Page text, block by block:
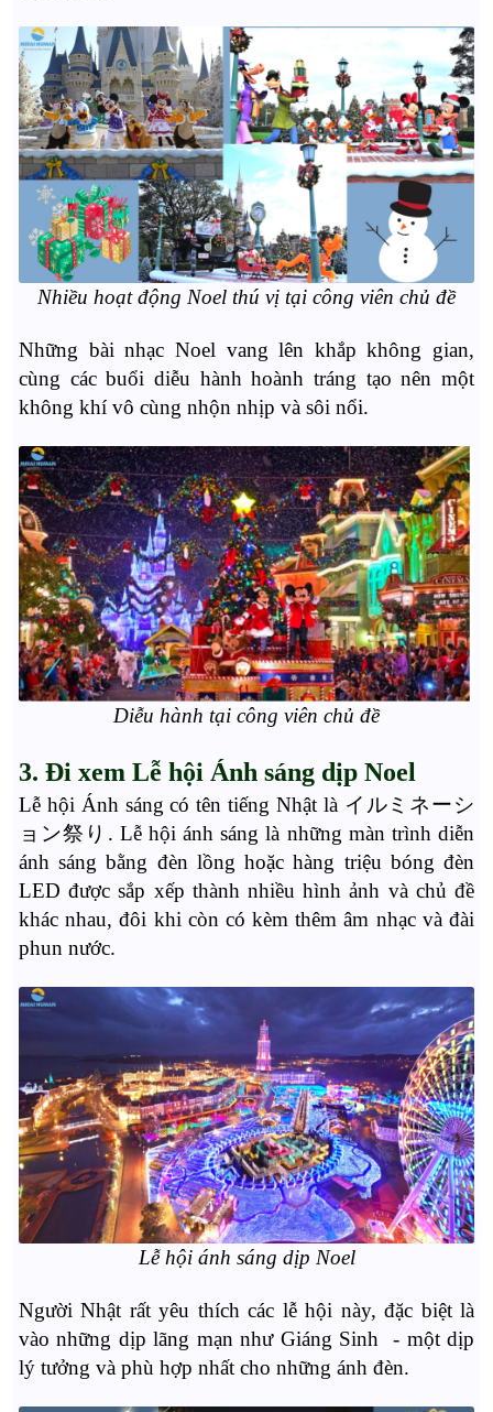
Nhiều hoạt động Noel thú vị tại công viên chủ đề
Những bài nhạc Noel vang lên khắp không gian,
cùng các buổi diễu hành hoành tráng tạo nên một
không khí vô cùng nhộn nhịp và sôi nổi.
Diễu hành tại công viên chủ đề
3. Đi xem Lễ hội Ánh sáng dịp Noel
Lễ hội Ánh sáng có tên tiếng Nhật là イルミネーシ
ョン祭り. Lễ hội ánh sáng là những màn trình diễn
ánh sáng bằng đèn lồng hoặc hàng triệu bóng đèn
LED được sắp xếp thành nhiều hình ảnh và chủ đề
khác nhau, đôi khi còn có kèm thêm âm nhạc và đài
phun nước.
Lễ hội ánh sáng dịp Noel
Người Nhật rất yêu thích các lễ hội này, đặc biệt là
vào những dịp lãng mạn như Giáng Sinh - một dịp
lý tưởng và phù hợp nhất cho những ánh đèn.